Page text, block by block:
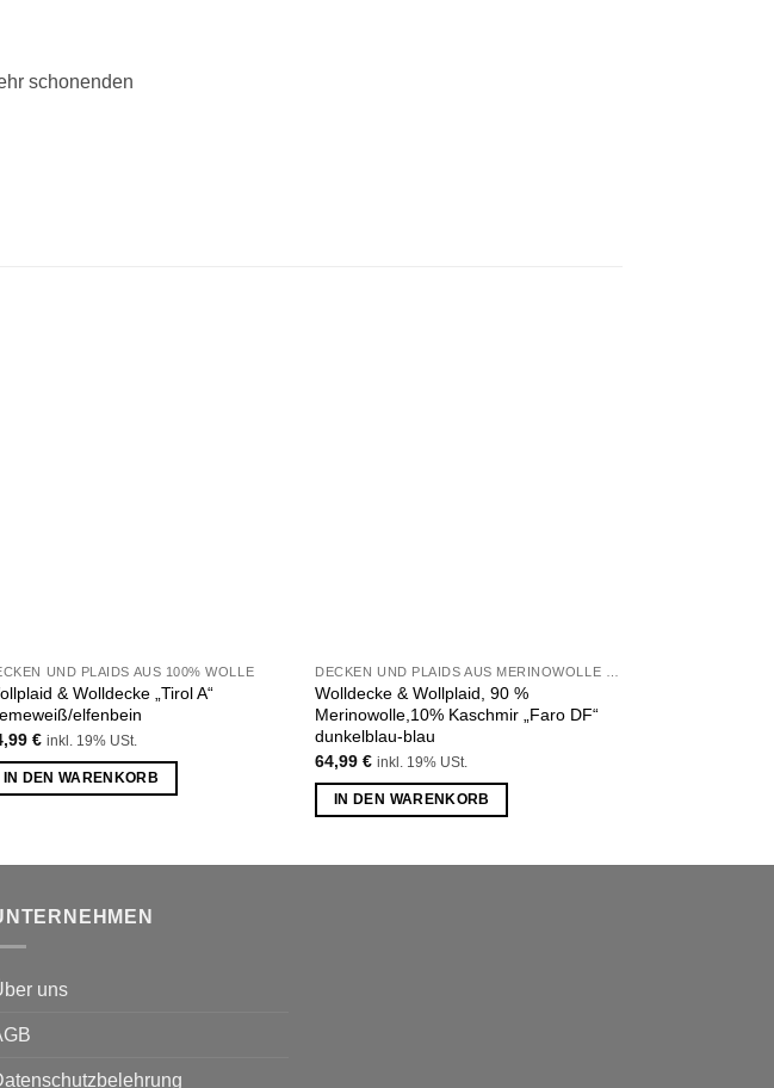
schonenden
UND PLAIDS AUS 100% WOLLE
& Wolldecke „Tirol A“
elfenbein
€ inkl. 19% USt.
IN DEN WARENKORB
DECKEN UND PLAIDS AUS MERINOWOLLE UND KASCHMIR
Wolldecke & Wollplaid, 90 %
Merinowolle,10% Kaschmir „Faro DF“
dunkelblau-blau
64,99€ inkl. 19% USt.
IN DEN WARENKORB
uns